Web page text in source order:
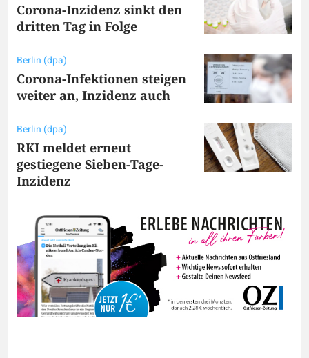
Corona-Inzidenz sinkt den
dritten Tag in Folge
Berlin (dpa)
Corona-Infektionen steigen
weiter an, Inzidenz auch
Berlin (dpa)
RKI meldet erneut
gestiegene Sieben-Tage-
Inzidenz